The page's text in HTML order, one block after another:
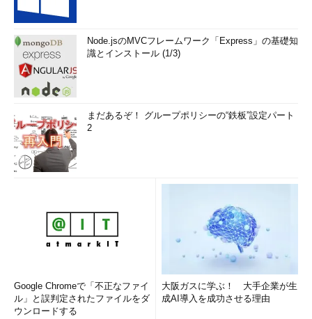
Node.jsのMVCフレームワーク「Express」の基礎知
識とインストール (1/3)
まだあるぞ！ グループポリシーの“鉄板”設定パート
2
Google Chromeで「不正なファイ
ル」と誤判定されたファイルをダ
ウンロードする
大阪ガスに学ぶ！ 大手企業が生
成AI導入を成功させる理由